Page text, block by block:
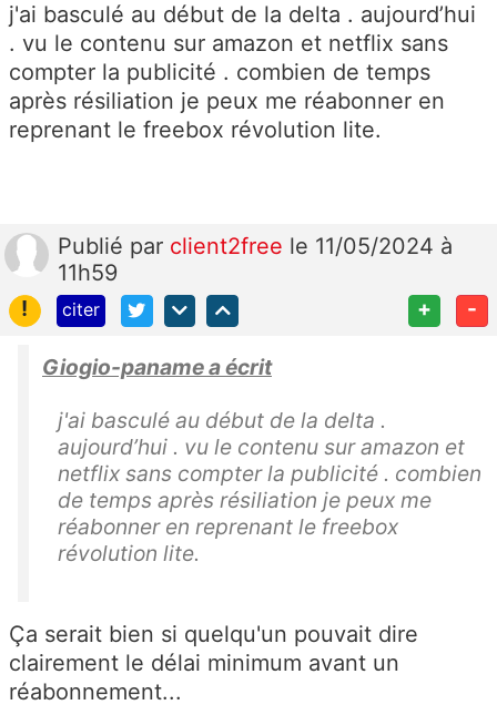
j'ai basculé au début de la delta . aujourd’hui
. vu le contenu sur amazon et netflix sans
compter la publicité . combien de temps
après résiliation je peux me réabonner en
reprenant le freebox révolution lite.
Publié par client2free le 11/05/2024 à
11h59
!
citer + -
Giogio-paname a écrit
j'ai basculé au début de la delta .
aujourd’hui . vu le contenu sur amazon et
netflix sans compter la publicité . combien
de temps après résiliation je peux me
réabonner en reprenant le freebox
révolution lite.
Ça serait bien si quelqu'un pouvait dire
clairement le délai minimum avant un
réabonnement...